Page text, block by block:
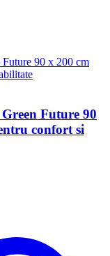
Future 90
confort si